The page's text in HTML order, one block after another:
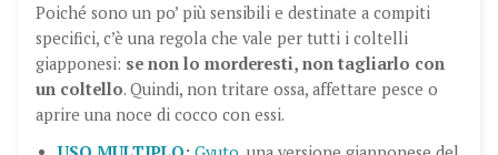
Poiché sono un po’ più sensibili e destinate a compiti
specifici, c’è una regola che vale per tutti i coltelli
giapponesi: se non lo morderesti, non tagliarlo con
un coltello. Quindi, non tritare ossa, affettare pesce o
aprire una noce di cocco con essi.